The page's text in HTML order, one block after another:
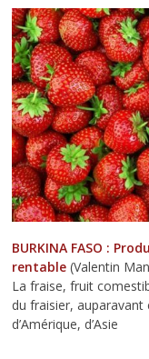
BURKINA FASO :
rentable (Valentin
La fraise, fruit
du fraisier,
d’Amérique, d’Asie